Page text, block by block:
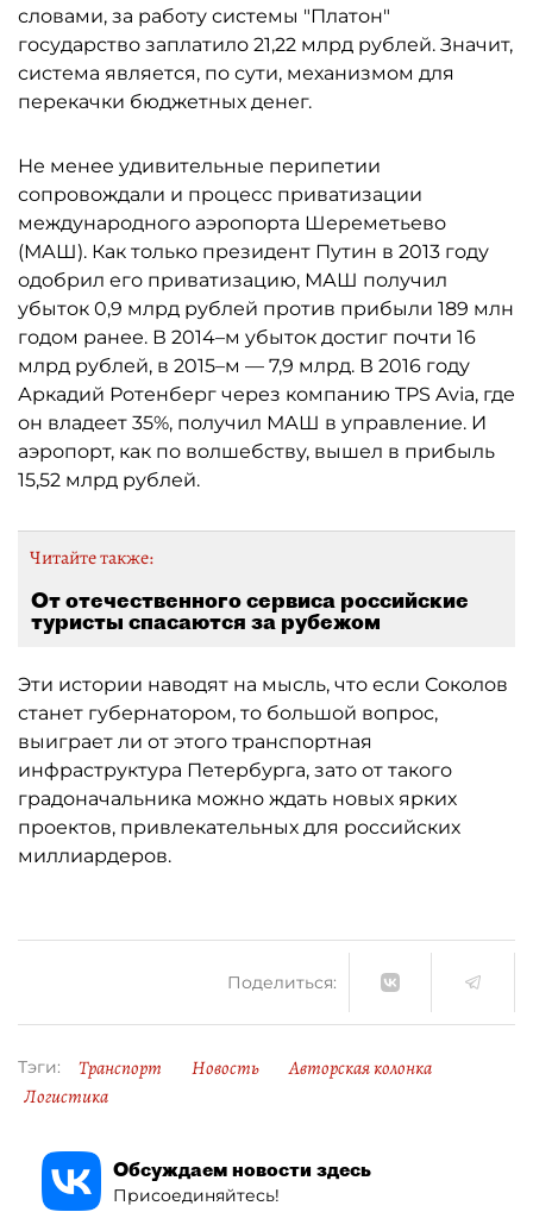
словами, за работу системы "Платон"
государство заплатило 21,22 млрд рублей. Значит,
система является, по сути, механизмом для
перекачки бюджетных денег.
Не менее удивительные перипетии
сопровождали и процесс приватизации
международного аэропорта Шереметьево
(МАШ). Как только президент Путин в 2013 году
одобрил его приватизацию, МАШ получил
убыток 0,9 млрд рублей против прибыли 189 млн
годом ранее. В 2014–м убыток достиг почти 16
млрд рублей, в 2015–м — 7,9 млрд. В 2016 году
Аркадий Ротенберг через компанию TPS Avia, где
он владеет 35%, получил МАШ в управление. И
аэропорт, как по волшебству, вышел в прибыль
15,52 млрд рублей.
Читайте также:
От отечественного сервиса российские
туристы спасаются за рубежом
Эти истории наводят на мысль, что если Соколов
станет губернатором, то большой вопрос,
выиграет ли от этого транспортная
инфраструктура Петербурга, зато от такого
градоначальника можно ждать новых ярких
проектов, привлекательных для российских
миллиардеров.
Поделиться:
Тэги: Транспорт Новость
Авторская колонка
Логистика
Обсуждаем новости здесь
Присоединяйтесь!